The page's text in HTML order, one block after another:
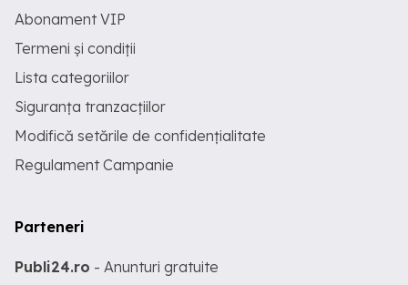
Abonament VIP
Termeni și condiții
Lista categoriilor
Siguranța tranzacțiilor
Modifică setările de confidențialitate
Regulament Campanie
Parteneri
Publi24.ro - Anunturi gratuite